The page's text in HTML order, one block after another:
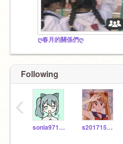
ღ春月的關係們ღ
Following
sonia971212 s201715073
‹